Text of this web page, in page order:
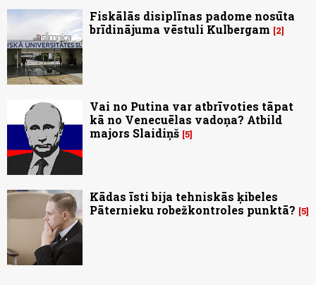
Fiskālās disiplīnas padome nosūta
brīdinājuma vēstuli Kulbergam
2
Vai no Putina var atbrīvoties tāpat
kā no Venecuēlas vadoņa? Atbild
majors Slaidiņš 5
Kādas īsti bija tehniskās ķibeles
Pāternieku robežkontroles punktā? 5